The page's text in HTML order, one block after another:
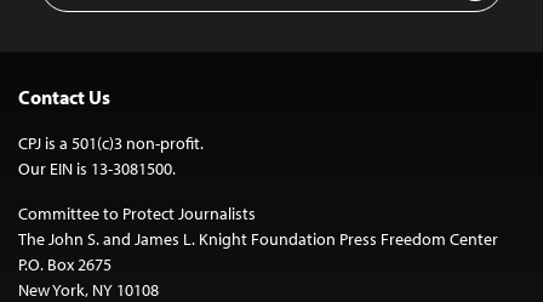
Contact Us
CPJ is a 501(c)3 non-profit.
Our EIN is 13-3081500.
Committee to Protect Journalists
The John S. and James L. Knight Foundation Press Freedom Center
P.O. Box 2675
New York, NY 10108